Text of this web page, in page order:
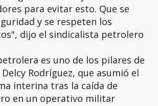
para evitar esto. Que se
y se respeten los
dijo el sindicalista petrolero
es uno de los pilares de
Rodríguez, que asumió el
interina tras la caída de
en un operativo militar